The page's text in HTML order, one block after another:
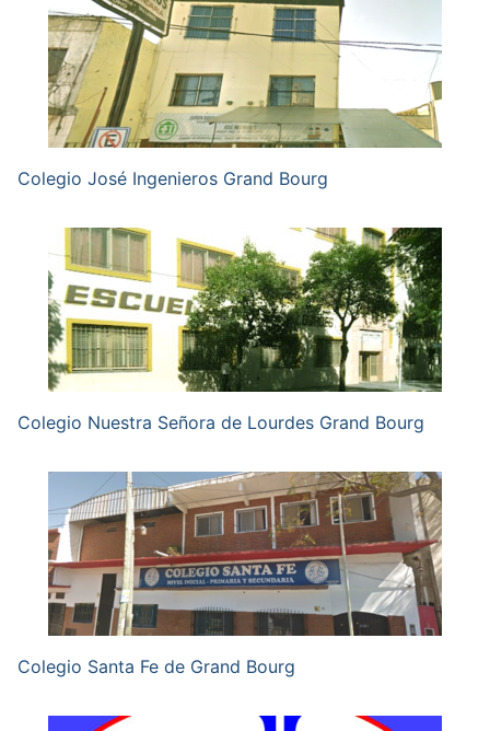
Colegio José Ingenieros Grand Bourg
Colegio Nuestra Señora de Lourdes Grand Bourg
Colegio Santa Fe de Grand Bourg